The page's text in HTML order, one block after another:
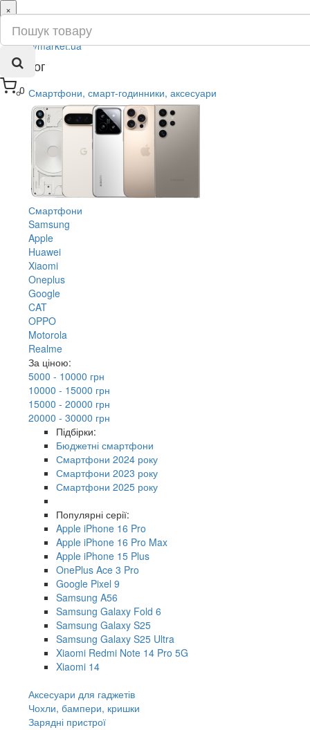
0
×
ru
ua
Каталог
Смартфони, смарт-годинники, аксесуари
Смартфони
Samsung
Apple
Huawei
Xiaomi
Oneplus
Google
CAT
OPPO
Motorola
Realme
За ціною:
5000 - 10000 грн
10000 - 15000 грн
15000 - 20000 грн
20000 - 30000 грн
Підбірки:
Бюджетні смартфони
Смартфони 2024 року
Смартфони 2023 року
Смартфони 2025 року
Популярні серії:
Apple iPhone 16 Pro
Apple iPhone 16 Pro Max
Apple iPhone 15 Plus
OnePlus Ace 3 Pro
Google Pixel 9
Samsung A56
Samsung Galaxy Fold 6
Samsung Galaxy S25
Samsung Galaxy S25 Ultra
Xiaomi Redmi Note 14 Pro 5G
Xiaomi 14
Аксесуари для гаджетів
Чохли, бампери, кришки
Зарядні пристрої